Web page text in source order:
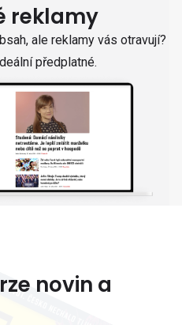
reklamy
ale reklamy vás otravují?
předplatné.
novin a